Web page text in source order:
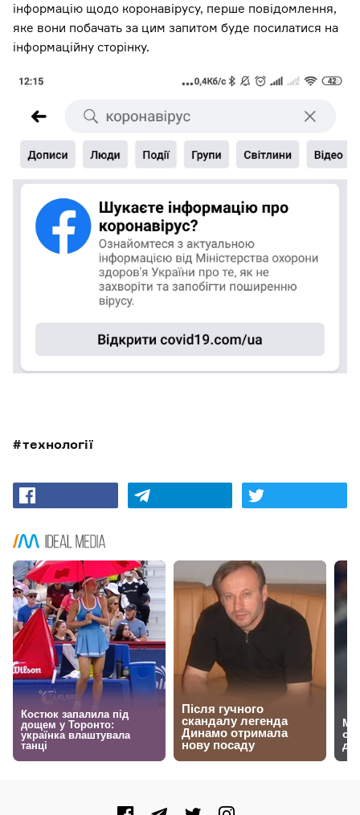
інформацію щодо коронавірусу, перше повідомлення,
яке вони побачать за цим запитом буде посилатися на
інформаційну сторінку.
технології